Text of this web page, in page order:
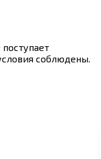
соблюдены.